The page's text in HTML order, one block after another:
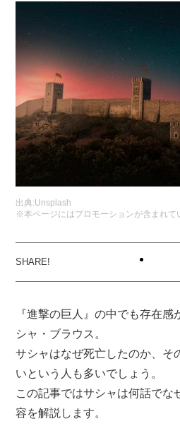
出典:Unsplash
※本ページにはプロモーションが含まれて
『進撃の巨人』の中でも存在
シャ・ブラウス。
サシャはなぜ死亡したのか、そ
いという人も多いでしょう。
この記事ではサシャは何話でな
容を解説します。